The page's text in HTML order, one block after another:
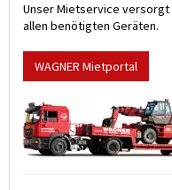
Unser Mietservice
allen benötigten Geräten.
WAGNER Mietportal